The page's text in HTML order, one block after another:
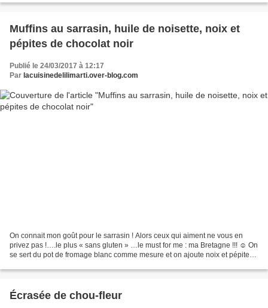
Muffins au sarrasin, huile de noisette, noix et
pépites de chocolat noir
Publié le 24/03/2017 à 12:17
Par lacuisinedelilimarti.over-blog.com
On connait mon goût pour le sarrasin ! Alors ceux qui aiment ne vous en
privez pas !….le plus « sans gluten » …le must for me : ma Bretagne !!! ☺ On
se sert du pot de fromage blanc comme mesure et on ajoute noix et pépites
Écrasée de chou-fleur